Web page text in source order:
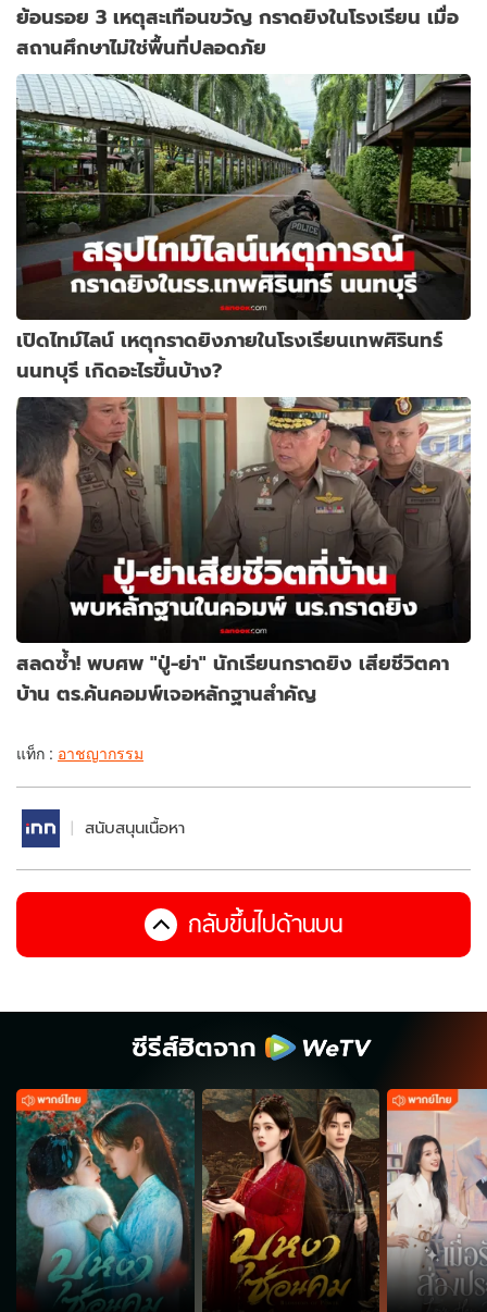
ย้อนรอย 3 เหตุสะเทือนขวัญ กราดยิงในโรงเรียน เมื่อ
สถานศึกษาไม่ใช่พื้นที่ปลอดภัย
เปิดไทม์ไลน์ เหตุกราดยิงภายในโรงเรียนเทพศิรินทร์
นนทบุรี เกิดอะไรขึ้นบ้าง?
สลดซ้ำ! พบศพ "ปู่-ย่า" นักเรียนกราดยิง เสียชีวิตคา
บ้าน ตร.ค้นคอมพ์เจอหลักฐานสำคัญ
แท็ก : อาชญากรรม
สนับสนุนเนื้อหา
กลับขึ้นไปด้านบน
ซีรีส์ฮิตจาก